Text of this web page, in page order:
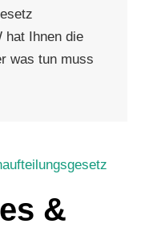
hat Ihnen die
was tun muss
&